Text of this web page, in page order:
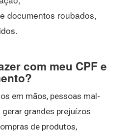
documentos roubados,
com meu CPF e
em mãos, pessoas mal-
gerar grandes prejuízos
de produtos,